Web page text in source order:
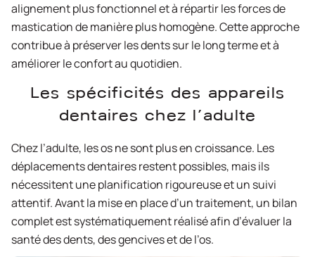
alignement plus fonctionnel et à répartir les forces de
mastication de manière plus homogène. Cette approche
contribue à préserver les dents sur le long terme et à
améliorer le confort au quotidien.
Les spécificités des appareils
dentaires chez l’adulte
Chez l’adulte, les os ne sont plus en croissance. Les
déplacements dentaires restent possibles, mais ils
nécessitent une planification rigoureuse et un suivi
attentif. Avant la mise en place d’un traitement, un bilan
complet est systématiquement réalisé afin d’évaluer la
santé des dents, des gencives et de l’os.